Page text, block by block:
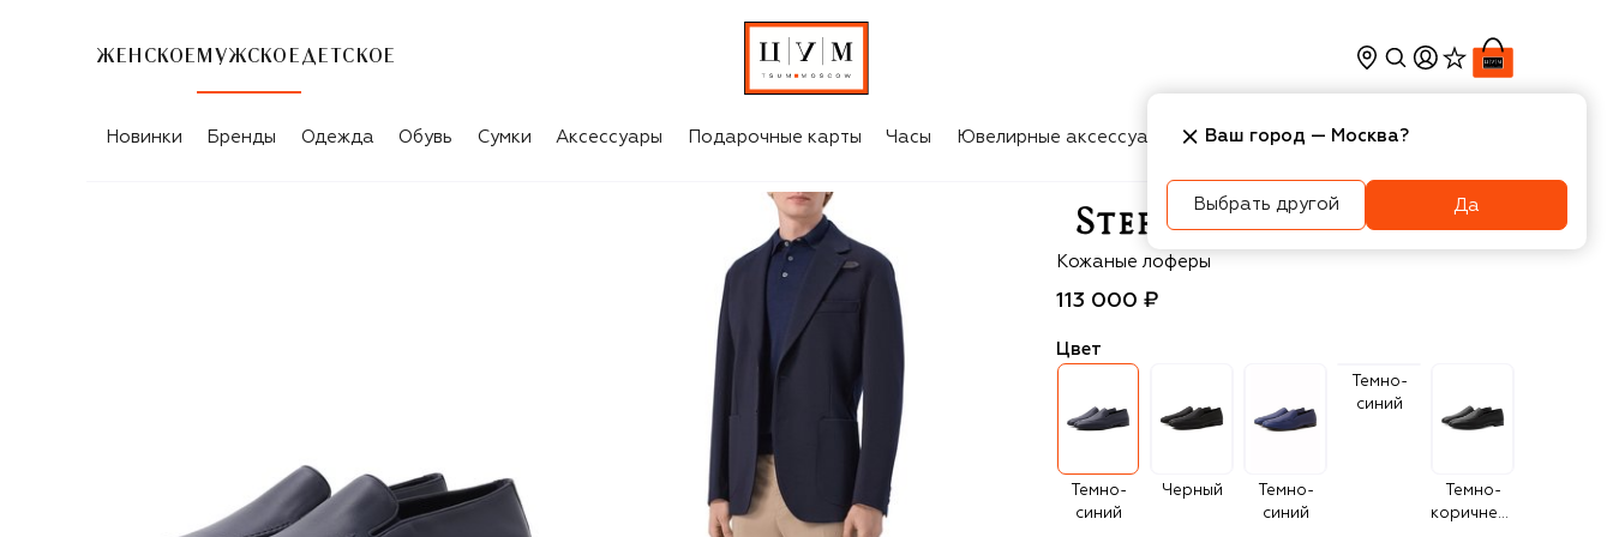
ЖЕНСКОЕ МУЖСКОЕ ДЕТСКОЕ
Новинки Бренды Одежда Обувь Сумки Аксессуары Подарочные карты Часы Ювелирные аксессуары Косметика Интерьер
Stefano Ricci
Кожаные лоферы
113 000 ₽
Цвет
Темно-
синий
Черный
Темно-
синий
Темно-
синий
Темно-
коричневый
Ваш город — Москва?
Выбрать другой Да